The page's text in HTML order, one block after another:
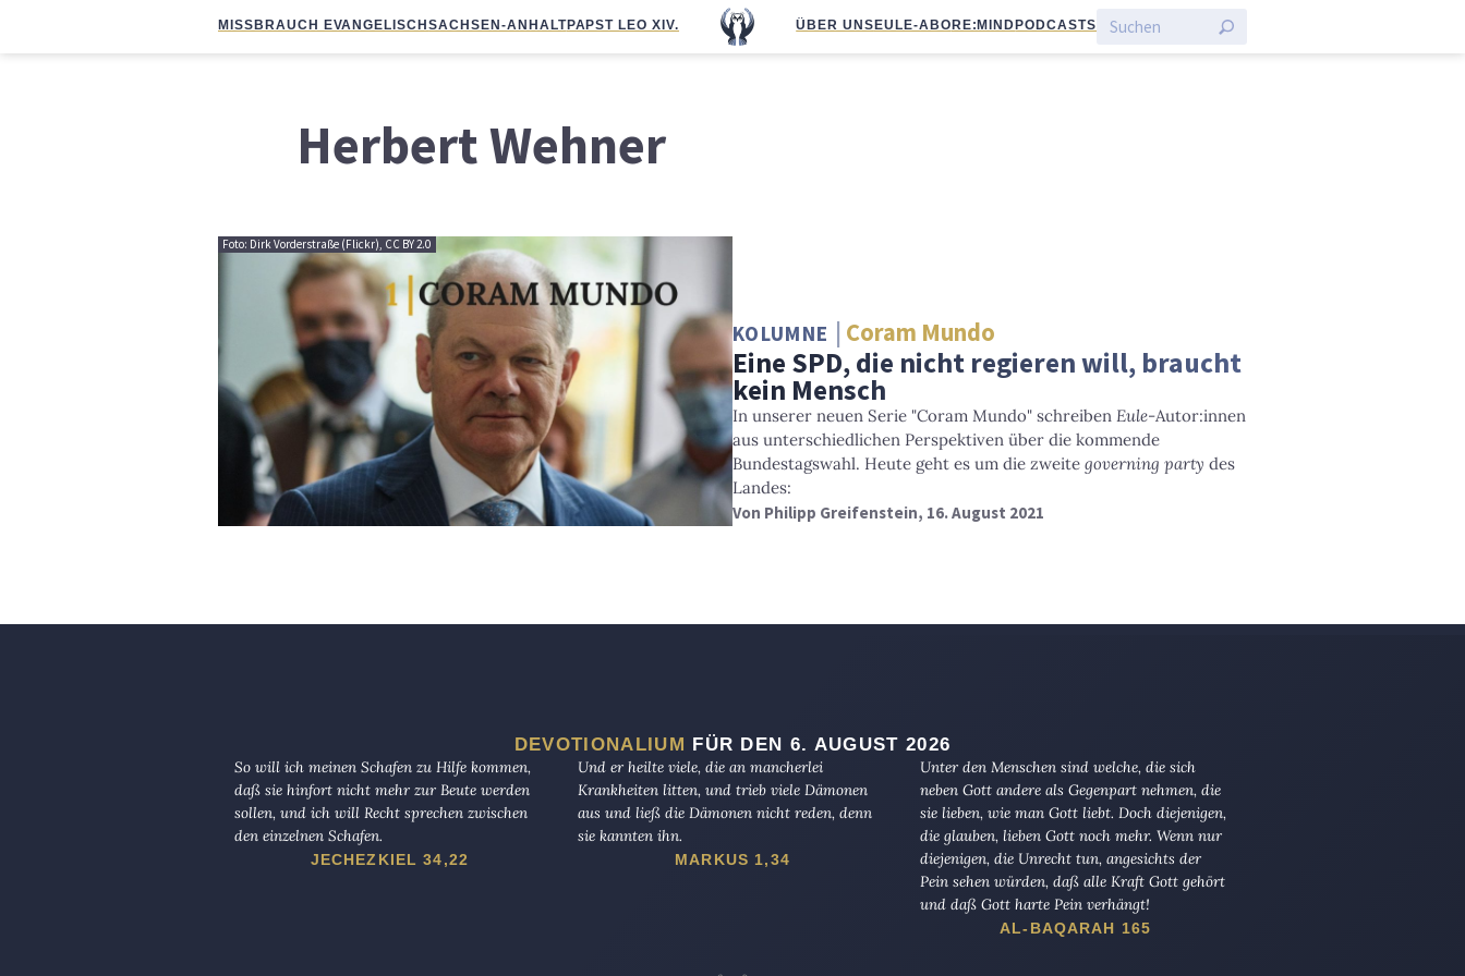
MISSBRAUCH EVANGELISCHSACHSEN-ANHALTPAPST LEO XIV. ÜBER UNS EULE-ABO RE:MIND PODCASTS
Herbert Wehner
Foto: Dirk Vorderstraße (Flickr), CC BY 2.0
KOLUMNE Coram Mundo
Eine SPD, die nicht regieren will, braucht
kein Mensch
In unserer neuen Serie "Coram Mundo" schreiben Eule-Autor:innen
aus unterschiedlichen Perspektiven über die kommende
Bundestagswahl. Heute geht es um die zweite governing party des
Landes:
Von Philipp Greifenstein, 16. August 2021
DEVOTIONALIUM FÜR DEN 6. AUGUST 2026
So will ich meinen Schafen zu Hilfe kommen,
daß sie hinfort nicht mehr zur Beute werden
sollen, und ich will Recht sprechen zwischen
den einzelnen Schafen.
JECHEZKIEL 34,22
Und er heilte viele, die an mancherlei
Krankheiten litten, und trieb viele Dämonen
aus und ließ die Dämonen nicht reden, denn
sie kannten ihn.
MARKUS 1,34
Unter den Menschen sind welche, die sich
neben Gott andere als Gegenpart nehmen, die
sie lieben, wie man Gott liebt. Doch diejenigen,
die glauben, lieben Gott noch mehr. Wenn nur
diejenigen, die Unrecht tun, angesichts der
Pein sehen würden, daß alle Kraft Gott gehört
und daß Gott harte Pein verhängt!
AL-BAQARAH 165